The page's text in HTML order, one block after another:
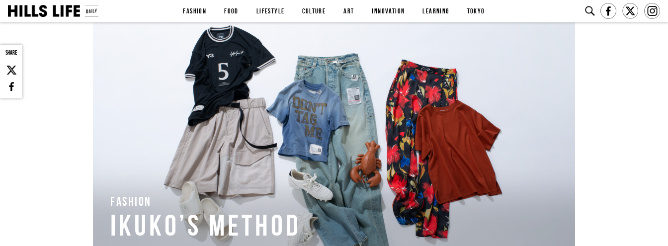
FASHION FOOD LIFESTYLE CULTURE ART INNOVATION LEARNING TOKYO
SHARE
FASHION
IKUKO’S METHOD